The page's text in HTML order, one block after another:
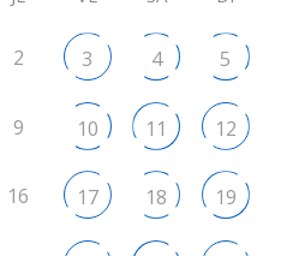
2 3 4 5
9 10 11 12
16 17 18 19